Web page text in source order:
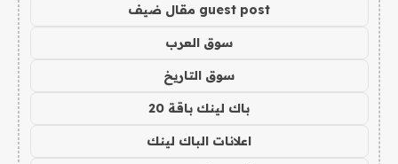
guest post مقال ضيف
سوق العرب
سوق التاريخ
باك لينك باقة 20
اعلانات الباك لينك